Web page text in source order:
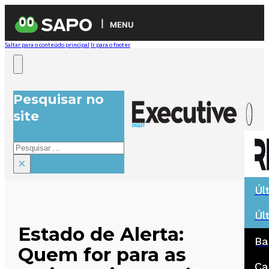
MENU
Saltar para o conteúdo principal Ir para o footer
Pesquisar no
site
Pesquisar
×
Estado de Alerta:
Quem for para as